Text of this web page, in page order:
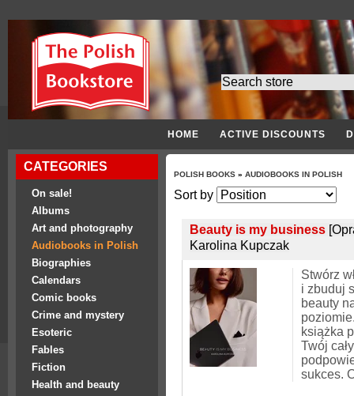
HOME ACTIVE DISCOUNTS
CATEGORIES
On sale!
Albums
Art and photography
Audiobooks in Polish
Biographies
Calendars
Comic books
Crime and mystery
Esoteric
Fables
Fiction
Health and beauty
POLISH BOOKS » AUDIOBOOKS IN POLISH
Sort by
Beauty is my business
Karolina Kupczak
Stwórz
i zbuduj
beauty
książka
Twój
sukces.